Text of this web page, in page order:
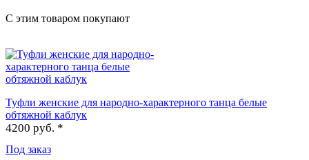
С этим товаром покупают
Туфли женские для народно-характерного танца белые
обтяжной каблук
4200 руб. *
Под заказ